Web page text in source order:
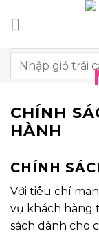
dung
Tìm
CHÍNH
HÀNH
CHÍNH
Với tiêu chí
vụ khách hàng
sách dành cho